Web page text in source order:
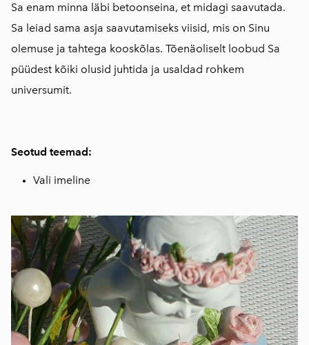
Sa enam minna läbi betoonseina, et midagi saavutada.
Sa leiad sama asja saavutamiseks viisid, mis on Sinu
olemuse ja tahtega kooskõlas. Tõenäoliselt loobud Sa
püüdest kõiki olusid juhtida ja usaldad rohkem
universumit.
Seotud teemad:
Vali imeline